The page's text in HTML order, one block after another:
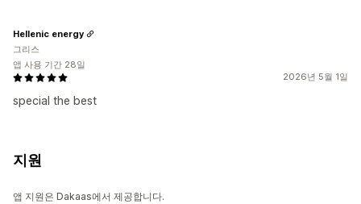
2026년 5월 1일
special the best
Hellenic energy
그리스
앱 사용 기간 28일
지원
앱 지원은 Dakaas에서 제공합니다.